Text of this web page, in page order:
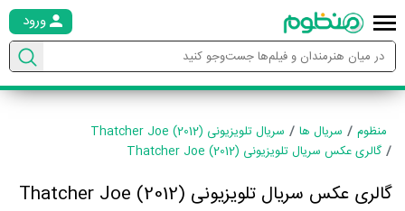
ورود
منظوم سریال ها
سریال تلویزیونی Thatcher Joe (2012)
گالری عکس سریال تلویزیونی Thatcher Joe (2012)
گالری عکس سریال تلویزیونی Thatcher Joe (2012)